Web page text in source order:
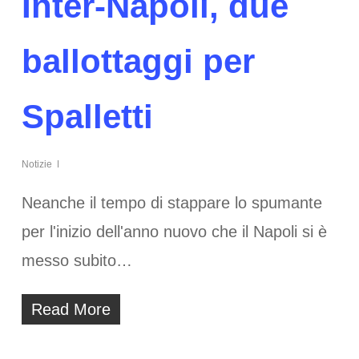
ballottaggi per
Spalletti
Notizie
Neanche il tempo di stappare lo spumante
per l'inizio dell'anno nuovo che il Napoli si è
messo subito…
Read More